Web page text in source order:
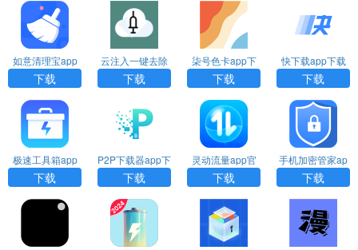
如意清理宝app
下载
下载
云注入一键去除
下载
下载
柒号色卡app下
载
下载
快下载app下载
下载
极速工具箱app
下载
下载
P2P下载器app下
载安装
下载
灵动流量app官
网下载
下载
手机加密管家ap
p下载
下载